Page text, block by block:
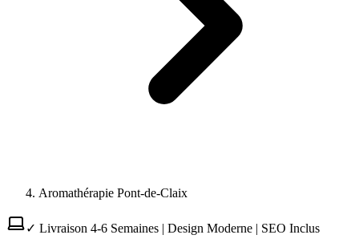
Aromathérapie Pont-de-Claix
✓ Livraison 4-6 Semaines | Design Moderne | SEO Inclus